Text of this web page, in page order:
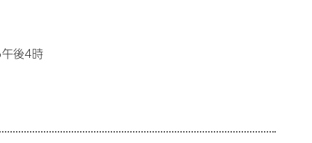
後4時